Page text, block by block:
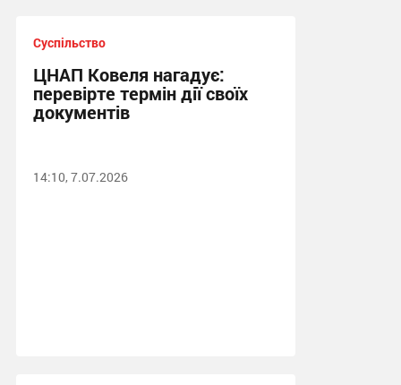
Суспільство
ЦНАП Ковеля нагадує:
перевірте термін дії своїх
документів
14:10, 7.07.2026